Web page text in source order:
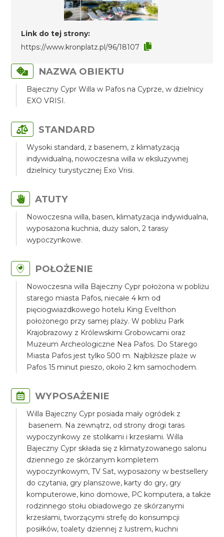
Link do tej strony:
https://www.kronplatz.pl/96/18107
NAZWA OBIEKTU
Bajeczny Cypr Willa w Pafos na Cyprze, w dzielnicy
EXO VRISI.
STANDARD
Wysoki standard, z basenem, z klimatyzacją
indywidualną, nowoczesna willa w eksluzywnej
dzielnicy turystycznej Exo Vrisi.
ATUTY
Nowoczesna willa, basen, klimatyzacja indywidualna,
wyposażona kuchnia, duży salon, 2 tarasy
wypoczynkowe.
POŁOŻENIE
Nowoczesna willa Bajeczny Cypr położona w pobliżu
starego miasta Pafos, niecałe 4 km od
pięciogwiazdkowego hotelu King Evelthon
położonego przy samej plaży. W pobliżu Park
Krajobrazowy z Królewskimi Grobowcami oraz
Muzeum Archeologiczne Nea Pafos. Do Starego
Miasta Pafos jest tylko 500 m. Najbliższe plaże w
Pafos 15 minut pieszo, około 2 km samochodem.
WYPOSAŻENIE
Willa Bajeczny Cypr posiada mały ogródek z
basenem. Na zewnątrz, od strony drogi taras
wypoczynkowy ze stolikami i krzesłami. Willa
Bajeczny Cypr składa się z klimatyzowanego salonu
dziennego ze skórzanym kompletem
wypoczynkowym, TV Sat, wyposażony w bestsellery
do czytania, gry planszowe, karty do gry, gry
komputerowe, kino domowe, PC komputera, a także
rodzinnego stołu obiadowego ze skórzanymi
krzesłami, tworzącymi strefę do konsumpcji
posiłków, toalety dziennej z lustrem, kuchni